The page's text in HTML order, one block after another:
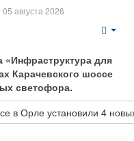
05 августа 2026
«Инфраструктура для
Карачевского шоссе
светофора.
в Орле установили 4